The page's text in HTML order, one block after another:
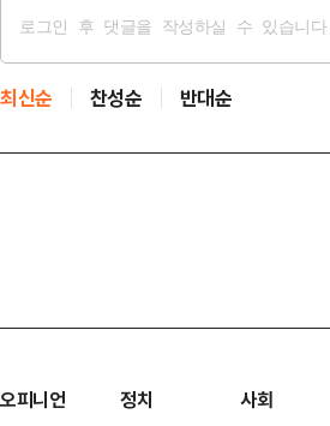
최신순 찬성순 반대순
오피니언 정치 사회